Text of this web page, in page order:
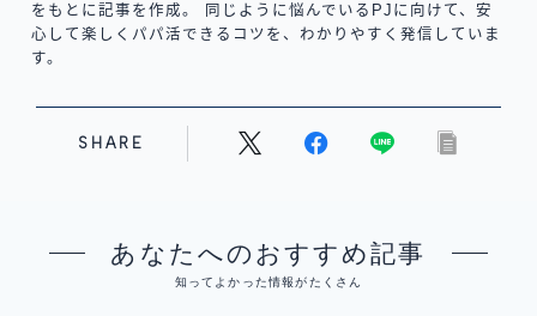
をもとに記事を作成。 同じように悩んでいるPJに向けて、安
心して楽しくパパ活できるコツを、わかりやすく発信していま
す。
SHARE
あなたへのおすすめ記事
知ってよかった情報がたくさん